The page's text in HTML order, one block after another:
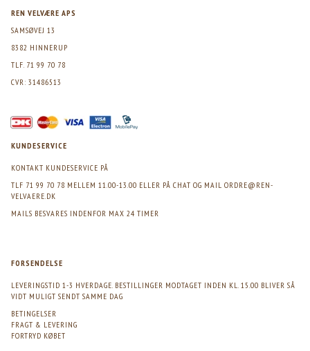
REN VELVÆRE APS
SAMSØVEJ 13
8382 HINNERUP
TLF. 71 99 70 78
CVR: 31486513
KUNDESERVICE
KONTAKT KUNDESERVICE PÅ
TLF 71 99 70 78 MELLEM 11.00-13.00 ELLER PÅ CHAT OG MAIL ORDRE@REN-
VELVAERE.DK
MAILS BESVARES INDENFOR MAX 24 TIMER
FORSENDELSE
LEVERINGSTID 1-3 HVERDAGE. BESTILLINGER MODTAGET INDEN KL. 15.00 BLIVER SÅ
VIDT MULIGT SENDT SAMME DAG
BETINGELSER
FRAGT & LEVERING
FORTRYD KØBET